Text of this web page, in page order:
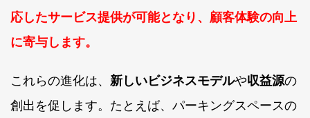
応したサービス提供が可能となり、顧客体験の向上
に寄与します。
これらの進化は、 新しいビジネスモデルや収益源の
創出を促します。たとえば、パーキングスペースの